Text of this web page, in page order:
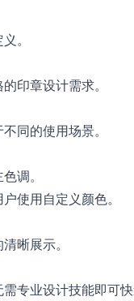
。
印章设计需求。
同的使用场景。
调。
使用自定义颜色。
晰展示。
专业设计技能即可快